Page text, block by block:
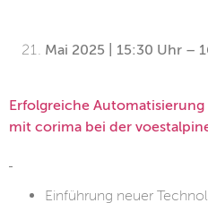
Mai 2025 | 15:30 Uhr –
Erfolgreiche
mit corima bei der
Einführung neuer